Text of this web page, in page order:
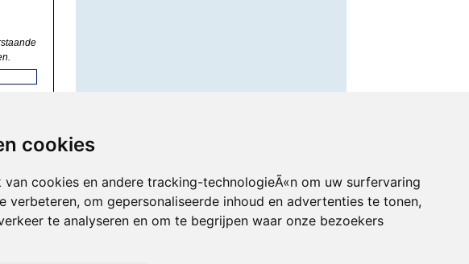
cookies
van cookies en andere tracking-technologieÃ«n om uw surfervaring
verbeteren, om gepersonaliseerde inhoud en advertenties te tonen,
te analyseren en om te begrijpen waar onze bezoekers